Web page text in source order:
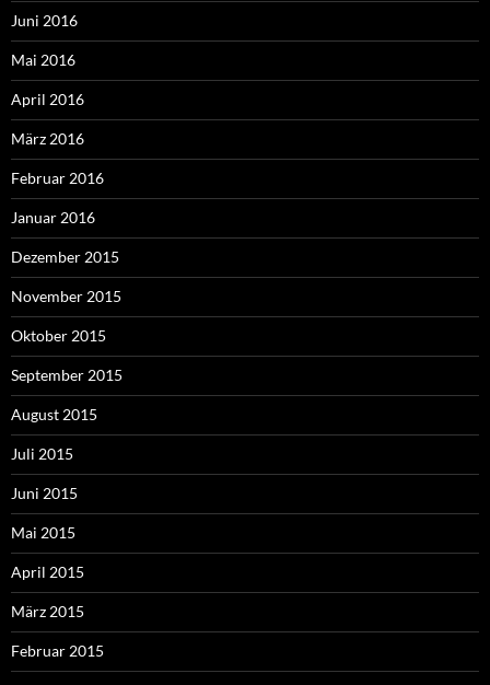
Juni 2016
Mai 2016
April 2016
März 2016
Februar 2016
Januar 2016
Dezember 2015
November 2015
Oktober 2015
September 2015
August 2015
Juli 2015
Juni 2015
Mai 2015
April 2015
März 2015
Februar 2015